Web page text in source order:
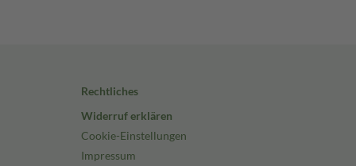
Rechtliches
Widerruf erklären
Cookie-Einstellungen
Impressum